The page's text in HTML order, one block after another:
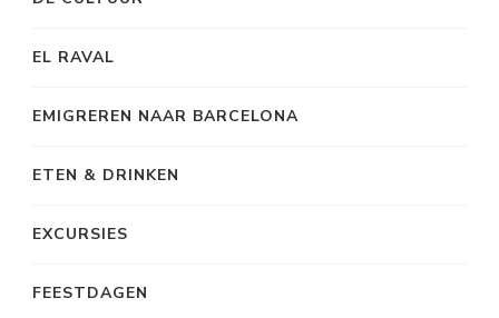
EL RAVAL
EMIGREREN NAAR BARCELONA
ETEN & DRINKEN
EXCURSIES
FEESTDAGEN